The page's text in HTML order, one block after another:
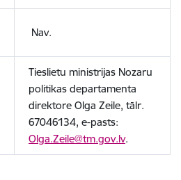
Nav.
Tieslietu ministrijas Nozaru
politikas departamenta
direktore Olga Zeile, tālr.
67046134, e-pasts:
Olga.Zeile@tm.gov.lv.